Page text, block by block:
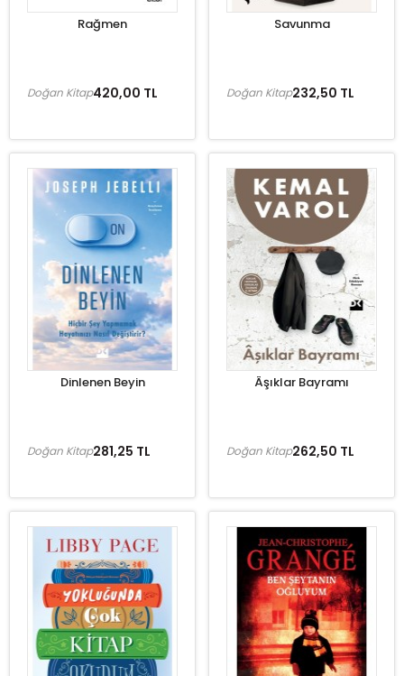
Rağmen
420,00 TL
Doğan Kitap
Savunma
232,50 TL
Doğan Kitap
Dinlenen Beyin
281,25 TL
Doğan Kitap
Âşıklar Bayramı
262,50 TL
Doğan Kitap